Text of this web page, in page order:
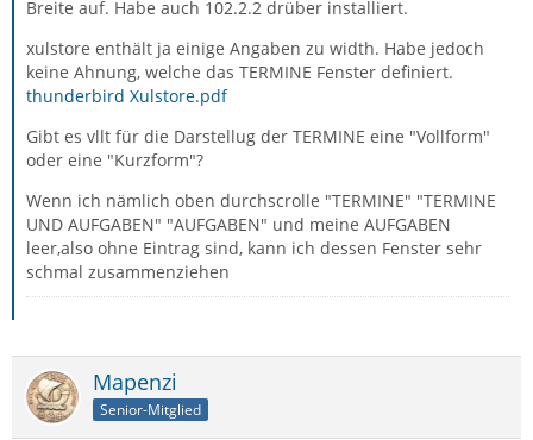
Breite auf. Habe auch 102.2.2 drüber installiert.
xulstore enthält ja einige Angaben zu width. Habe jedoch
keine Ahnung, welche das TERMINE Fenster definiert.
thunderbird Xulstore.pdf
Gibt es vllt für die Darstellug der TERMINE eine "Vollform"
oder eine "Kurzform"?
Wenn ich nämlich oben durchscrolle "TERMINE" "TERMINE
UND AUFGABEN" "AUFGABEN" und meine AUFGABEN
leer,also ohne Eintrag sind, kann ich dessen Fenster sehr
schmal zusammenziehen
Mapenzi
Senior-Mitglied